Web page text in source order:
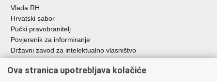
Vlada RH
Hrvatski sabor
Pučki pravobranitelj
Povjerenik za informiranje
Državni zavod za intelektualno vlasništvo
HAKOM
Ova stranica upotrebljava kolačiće